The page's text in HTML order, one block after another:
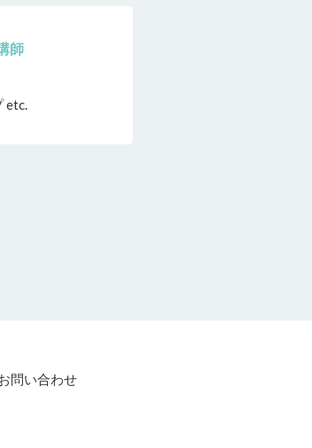
師
etc.
問い合わせ